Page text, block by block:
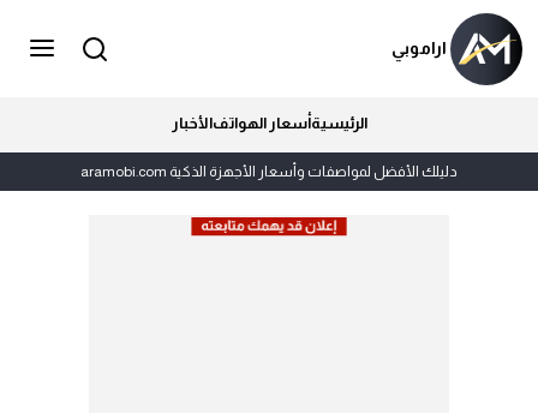
اراموبي
الرئيسيةأسعار الهواتفالأخبار
دليلك الأفضل لمواصفات وأسعار الأجهزة الذكية aramobi.com